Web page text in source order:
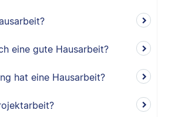
eine gute Hausarbeit?
hat eine Hausarbeit?